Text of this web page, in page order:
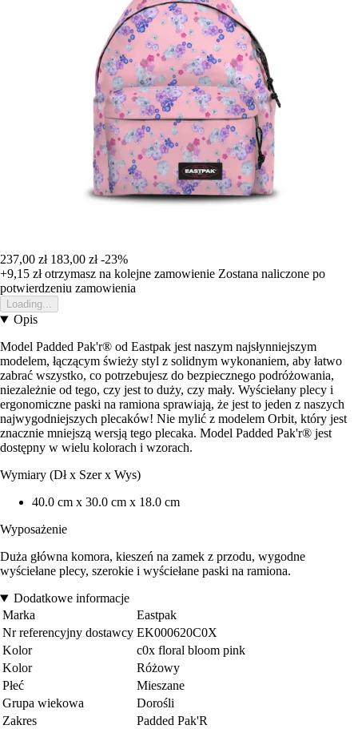
237,00 zł 183,00 zł -23%
+9,15 złotrzymasz na kolejne zamowienie Zostana naliczone po
potwierdzeniu zamowienia
Loading...
Opis
Model Padded Pak'r® od Eastpak jest naszym najsłynniejszym
modelem, łączącym świeży styl z solidnym wykonaniem, aby łatwo
zabrać wszystko, co potrzebujesz do bezpiecznego podróżowania,
niezależnie od tego, czy jest to duży, czy mały. Wyściełany plecy i
ergonomiczne paski na ramiona sprawiają, że jest to jeden z naszych
najwygodniejszych plecaków! Nie mylić z modelem Orbit, który jest
znacznie mniejszą wersją tego plecaka. Model Padded Pak'r® jest
dostępny w wielu kolorach i wzorach.
Wymiary (Dł x Szer x Wys)
40.0 cm x 30.0 cm x 18.0 cm
Wyposażenie
Duża główna komora, kieszeń na zamek z przodu, wygodne
wyściełane plecy, szerokie i wyściełane paski na ramiona.
Dodatkowe informacje
Marka
Eastpak
Nr referencyjny dostawcy EK000620C0X
Kolor
c0x floral bloom pink
Kolor
Różowy
Płeć
Mieszane
Grupa wiekowa
Dorośli
Zakres
Padded Pak'R